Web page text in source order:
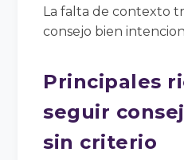
La falta de contexto
consejo bien
Principales
seguir
sin criterio